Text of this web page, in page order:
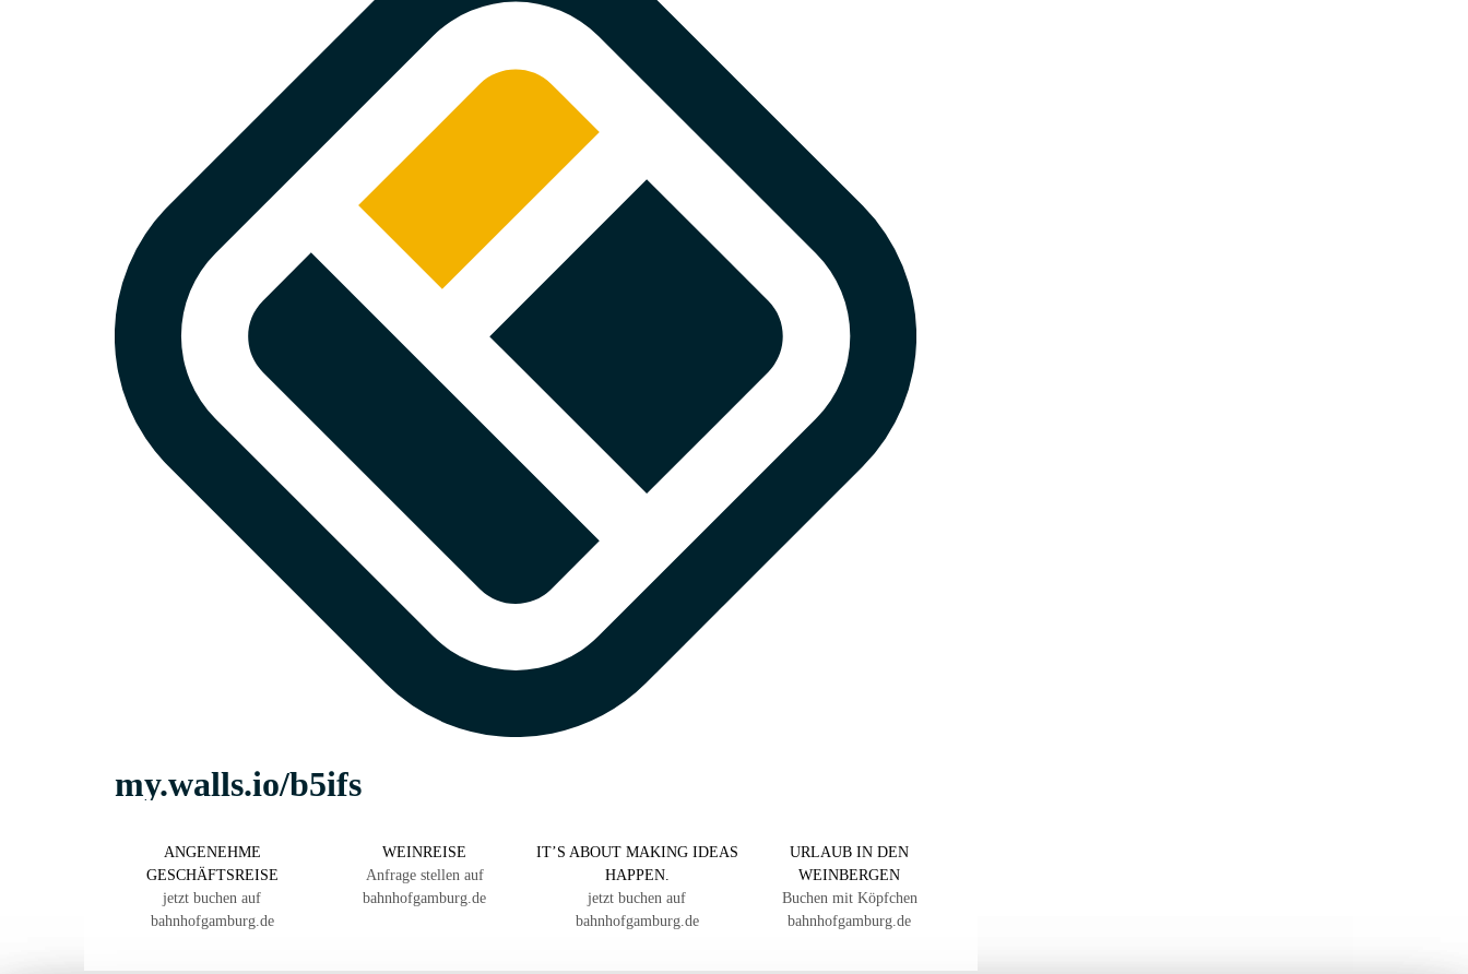
ANGENEHME
GESCHÄFTSREISE
jetzt buchen auf
bahnhofgamburg.de
WEINREISE
Anfrage stellen auf
bahnhofgamburg.de
IT’S ABOUT MAKING IDEAS
HAPPEN.
jetzt buchen auf
bahnhofgamburg.de
URLAUB IN DEN
WEINBERGEN
Buchen mit Köpfchen
bahnhofgamburg.de